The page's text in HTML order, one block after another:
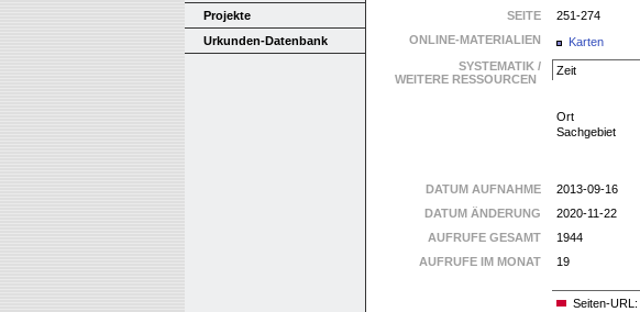
Projekte
Urkunden-Datenbank
SEITE
251-274
ONLINE-MATERIALIEN
Karten
SYSTEMATIK /
WEITERE RESSOURCEN
Zeit
Ort
Sachgebiet
DATUM AUFNAHME
2013-09-16
DATUM ÄNDERUNG
2020-11-22
AUFRUFE GESAMT
1944
AUFRUFE IM MONAT
19
Seiten-URL: